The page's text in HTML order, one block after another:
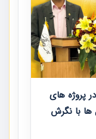
پروژه های
ها با نگرش